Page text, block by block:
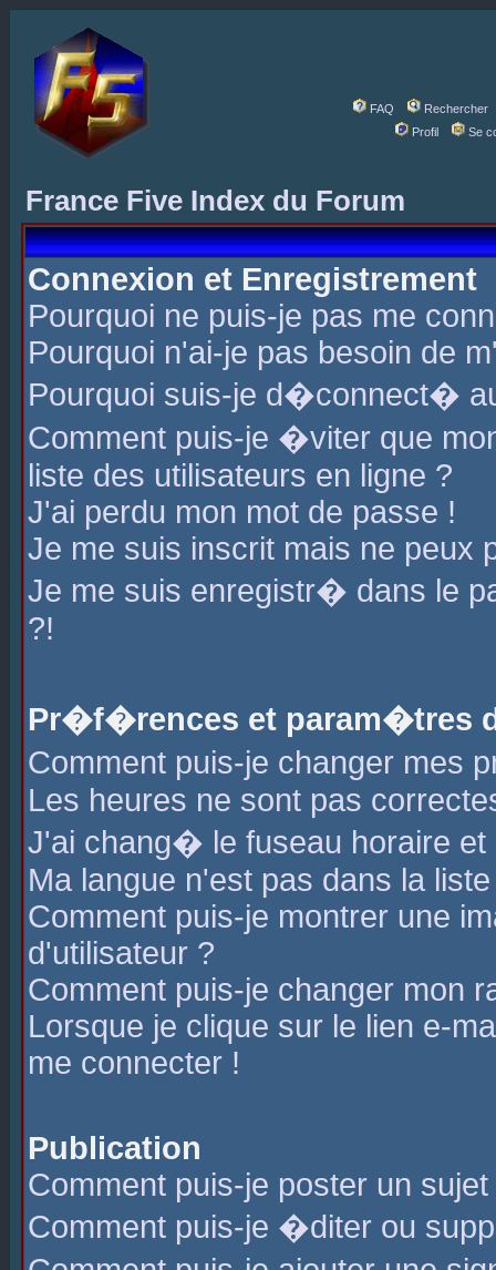
FAQ
Rechercher
Profil
Se
France Five Index du Forum
Connexion et Enregistrement
Pourquoi ne puis-je pas me
Pourquoi n'ai-je pas besoin de
Pourquoi suis-je d�connect�
Comment puis-je �viter que
liste des utilisateurs en ligne ?
J'ai perdu mon mot de passe !
Je me suis inscrit mais ne peux
Je me suis enregistr� dans le
?!
Pr�f�rences et param�tres
Comment puis-je changer mes
Les heures ne sont pas
J'ai chang� le fuseau horaire
Ma langue n'est pas dans la
Comment puis-je montrer une
d'utilisateur ?
Comment puis-je changer mon
Lorsque je clique sur le lien e-
me connecter !
Publication
Comment puis-je poster un
Comment puis-je �diter ou